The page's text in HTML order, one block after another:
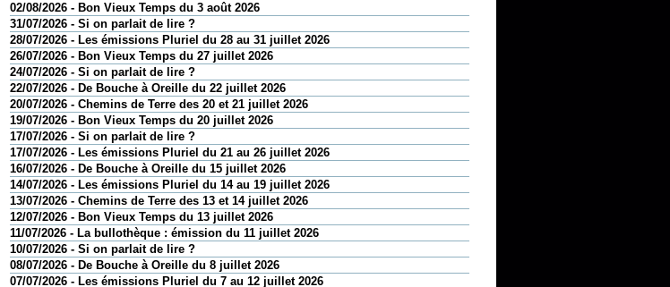
02/08/2026 - Bon Vieux Temps du 3 août 2026
31/07/2026 - Si on parlait de lire ?
28/07/2026 - Les émissions Pluriel du 28 au 31 juillet 2026
26/07/2026 - Bon Vieux Temps du 27 juillet 2026
24/07/2026 - Si on parlait de lire ?
22/07/2026 - De Bouche à Oreille du 22 juillet 2026
20/07/2026 - Chemins de Terre des 20 et 21 juillet 2026
19/07/2026 - Bon Vieux Temps du 20 juillet 2026
17/07/2026 - Si on parlait de lire ?
17/07/2026 - Les émissions Pluriel du 21 au 26 juillet 2026
16/07/2026 - De Bouche à Oreille du 15 juillet 2026
14/07/2026 - Les émissions Pluriel du 14 au 19 juillet 2026
13/07/2026 - Chemins de Terre des 13 et 14 juillet 2026
12/07/2026 - Bon Vieux Temps du 13 juillet 2026
11/07/2026 - La bullothèque : émission du 11 juillet 2026
10/07/2026 - Si on parlait de lire ?
08/07/2026 - De Bouche à Oreille du 8 juillet 2026
07/07/2026 - Les émissions Pluriel du 7 au 12 juillet 2026